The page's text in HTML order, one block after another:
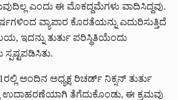
ಎಂದು ಈ ಮೊಕದ್ದಮೆಗಳು ವಾದಿಸಿದ್ದವು.
ವ್ಯಾಪಾರ ಕೊರತೆಯನ್ನು ಎದುರಿಸುತ್ತಿದೆ
ಇದನ್ನು ತುರ್ತು ಪರಿಸ್ಥಿತಿಯೆಂದು
ಅಂದಿನ ಅಧ್ಯಕ್ಷ ರಿಚರ್ಡ್ ನಿಕ್ಸನ್ ತುರ್ತು
ಉದಾಹರಣೆಯಾಗಿ ತೆಗೆದುಕೊಂಡು, ಈ ಕ್ರಮವು